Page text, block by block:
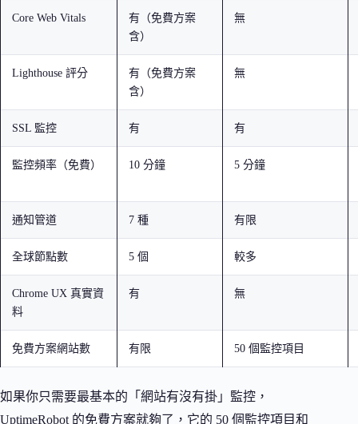
Core Web Vitals
有（免費方案
含）
無
Lighthouse 評分
有（免費方案
含）
無
SSL 監控 有 有
監控頻率（免費） 10 分鐘 5 分鐘
通知管道 7 種 有限
全球節點數 5 個 較多
Chrome UX 真實資
料
有 無
免費方案網站數 有限 50 個監控項目
如果你只需要最基本的「網站有沒有掛」監控，
UptimeRobot 的免費方案就夠了，它的 50 個監控項目和